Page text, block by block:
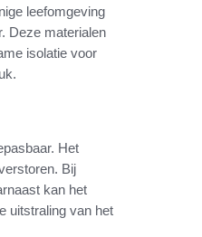
leefomgeving
Deze materialen
isolatie voor
Het
Bij
kan het
uitstraling van het